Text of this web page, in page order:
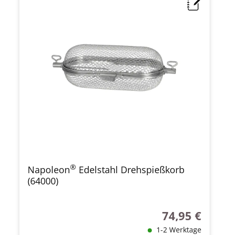
Napoleon® Edelstahl Drehspießkorb
(64000)
Regulärer Preis:
74,95 €
1-2 Werktage